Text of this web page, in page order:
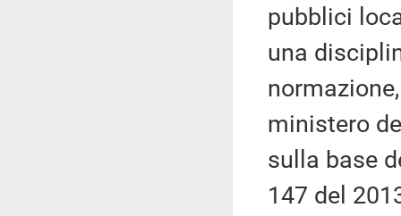
pubblici
una
ministero
sulla base
147 del